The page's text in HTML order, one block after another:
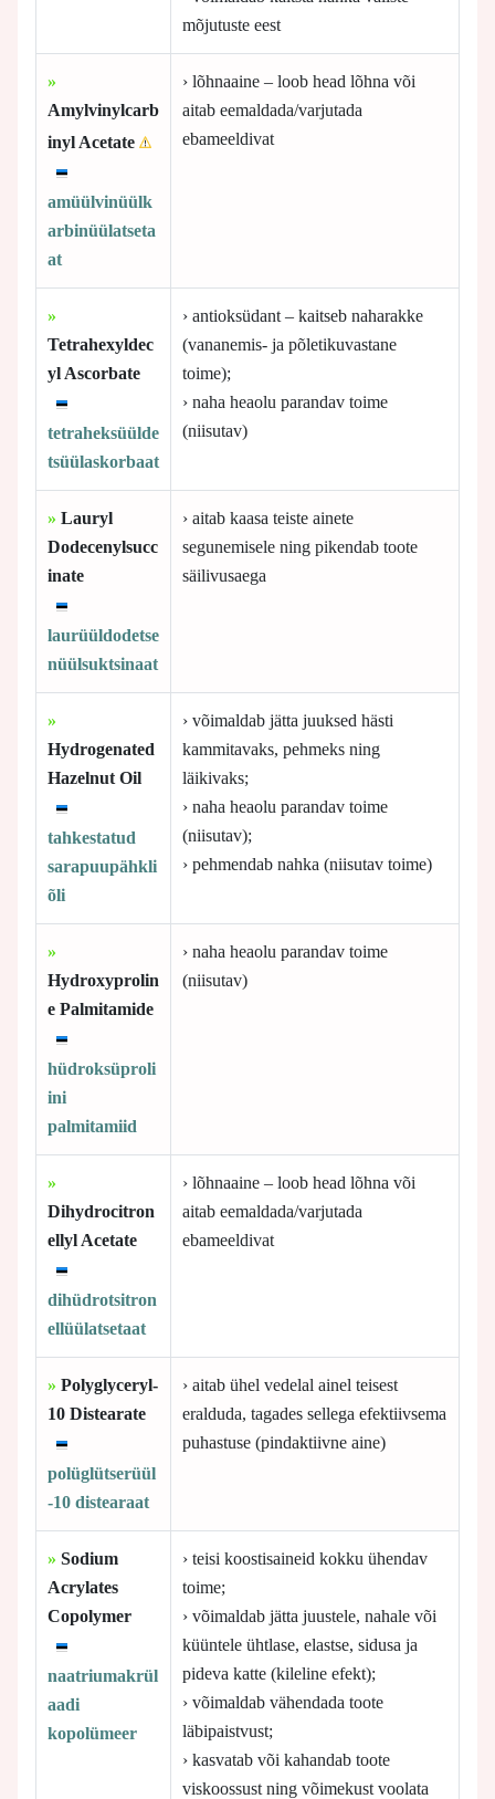
mõjutuste eest
»
Amylvinylcarb
inyl Acetate
amüülvinüülk
arbinüülatseta
at
› lõhnaaine – loob head lõhna või
aitab eemaldada/varjutada
ebameeldivat
»
Tetrahexyldec
yl Ascorbate
tetraheksüülde
tsüülaskorbaat
› antioksüdant – kaitseb naharakke
(vananemis- ja põletikuvastane
toime);
› naha heaolu parandav toime
(niisutav)
» Lauryl
Dodecenylsucc
inate
laurüüldodetse
nüülsuktsinaat
› aitab kaasa teiste ainete
segunemisele ning pikendab toote
säilivusaega
»
Hydrogenated
Hazelnut Oil
tahkestatud
sarapuupähkli
õli
› võimaldab jätta juuksed hästi
kammitavaks, pehmeks ning
läikivaks;
› naha heaolu parandav toime
(niisutav);
› pehmendab nahka (niisutav toime)
»
Hydroxyprolin
e Palmitamide
hüdroksüproli
ini
palmitamiid
› naha heaolu parandav toime
(niisutav)
»
Dihydrocitron
ellyl Acetate
dihüdrotsitron
ellüülatsetaat
› lõhnaaine – loob head lõhna või
aitab eemaldada/varjutada
ebameeldivat
» Polyglyceryl-
10 Distearate
polüglütserüül
-10 distearaat
› aitab ühel vedelal ainel teisest
eralduda, tagades sellega efektiivsema
puhastuse (pindaktiivne aine)
» Sodium
Acrylates
Copolymer
naatriumakrül
aadi
kopolümeer
› teisi koostisaineid kokku ühendav
toime;
› võimaldab jätta juustele, nahale või
küüntele ühtlase, elastse, sidusa ja
pideva katte (kileline efekt);
› võimaldab vähendada toote
läbipaistvust;
› kasvatab või kahandab toote
viskoossust ning võimekust voolata